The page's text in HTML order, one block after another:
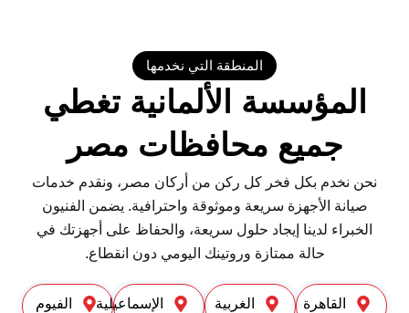
المنطقة التي نخدمها
المؤسسة الألمانية تغطي
جميع محافظات مصر
نحن نخدم بكل فخر كل ركن من أركان مصر، ونقدم خدمات
صيانة الأجهزة سريعة وموثوقة واحترافية. يضمن الفنيون
الخبراء لدينا إيجاد حلول سريعة، والحفاظ على أجهزتك في
حالة ممتازة وروتينك اليومي دون انقطاع.
القاهرة الغربية الإسماعيلية الفيوم